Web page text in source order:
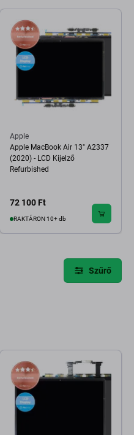
Apple
Apple MacBook Air 13" A2337
(2020) - LCD Kijelző
Refurbished
72 100 Ft
RAKTÁRON 10+ db
Szűrő